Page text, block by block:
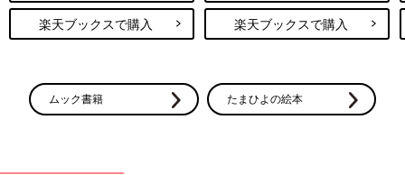
楽天ブックスで購入 楽天ブックスで購入
ムック書籍 たまひよの絵本